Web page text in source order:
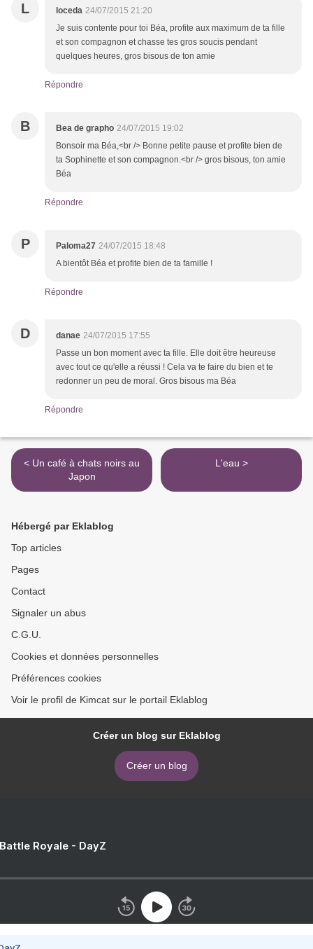
L loceda 24/07/2015 21:20
Je suis contente pour toi Béa, profite aux maximum de ta fille
et son compagnon et chasse tes gros soucis pendant
quelques heures, gros bisous de ton amie
Répondre
B Bea de grapho 24/07/2015 19:02
Bonsoir ma Béa,<br /> Bonne petite pause et profite bien de
ta Sophinette et son compagnon.<br /> gros bisous, ton amie
Béa
Répondre
P Paloma27 24/07/2015 18:48
A bientôt Béa et profite bien de ta famille !
Répondre
D danae 24/07/2015 17:55
Passe un bon moment avec ta fille. Elle doit être heureuse
avec tout ce qu'elle a réussi ! Cela va te faire du bien et te
redonner un peu de moral. Gros bisous ma Béa
Répondre
< Un café à chats noirs au
Japon
L'eau >
Hébergé par Eklablog
Top articles
Pages
Contact
Signaler un abus
C.G.U.
Cookies et données personnelles
Préférences cookies
Voir le profil de Kimcat sur le portail Eklablog
Créer un blog sur Eklablog
Créer un blog
Royale - DayZ